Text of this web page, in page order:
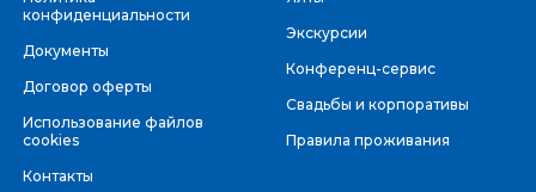
конфиденциальности
Документы
Договор оферты
Использование файлов
cookies
Контакты
Экскурсии
Конференц-сервис
Свадьбы и корпоративы
Правила проживания